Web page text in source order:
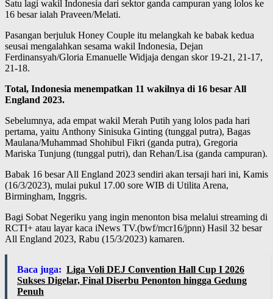
Satu lagi wakil Indonesia dari sektor ganda campuran yang lolos ke
16 besar ialah Praveen/Melati.
Pasangan berjuluk Honey Couple itu melangkah ke babak kedua
seusai mengalahkan sesama wakil Indonesia, Dejan
Ferdinansyah/Gloria Emanuelle Widjaja dengan skor 19-21, 21-17,
21-18.
Total, Indonesia menempatkan 11 wakilnya di 16 besar All
England 2023.
Sebelumnya, ada empat wakil Merah Putih yang lolos pada hari
pertama, yaitu Anthony Sinisuka Ginting (tunggal putra), Bagas
Maulana/Muhammad Shohibul Fikri (ganda putra), Gregoria
Mariska Tunjung (tunggal putri), dan Rehan/Lisa (ganda campuran).
Babak 16 besar All England 2023 sendiri akan tersaji hari ini, Kamis
(16/3/2023), mulai pukul 17.00 sore WIB di Utilita Arena,
Birmingham, Inggris.
Bagi Sobat Negeriku yang ingin menonton bisa melalui streaming di
RCTI+ atau layar kaca iNews TV.(bwf/mcr16/jpnn) Hasil 32 besar
All England 2023, Rabu (15/3/2023) kamaren.
Baca juga: Liga Voli DEJ Convention Hall Cup I 2026
Sukses Digelar, Final Diserbu Penonton hingga Gedung
Penuh